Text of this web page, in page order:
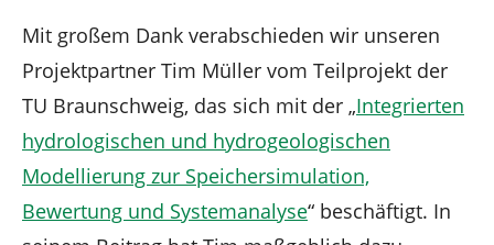
Mit großem Dank verabschieden wir unseren
Projektpartner Tim Müller vom Teilprojekt der
TU Braunschweig, das sich mit der „Integrierten
hydrologischen und hydrogeologischen
Modellierung zur Speichersimulation,
Bewertung und Systemanalyse“ beschäftigt. In